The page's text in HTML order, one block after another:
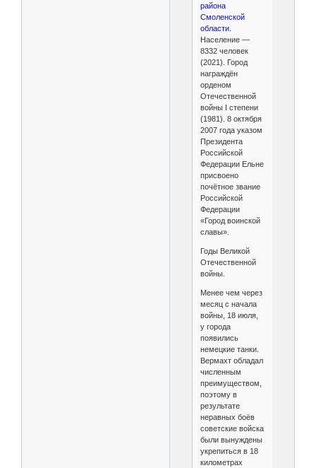
района
Смоленской
области.
Население —
8332 человек
(2021). Город
награждён
орденом
Отечественной
войны I степени
(1981). 8 октября
2007 года указом
Президента
Российской
Федерации Ельне
присвоено
почётное звание
Российской
Федерации
«Город воинской
славы».
Годы Великой
Отечественной
войны.
Менее чем через
месяц с начала
войны, 18 июля,
у города
появились
немецкие танки.
Вермахт обладал
численным
преимуществом,
поэтому в
результате
неравных боёв
советские войска
были вынуждены
укрепиться в 18
километрах